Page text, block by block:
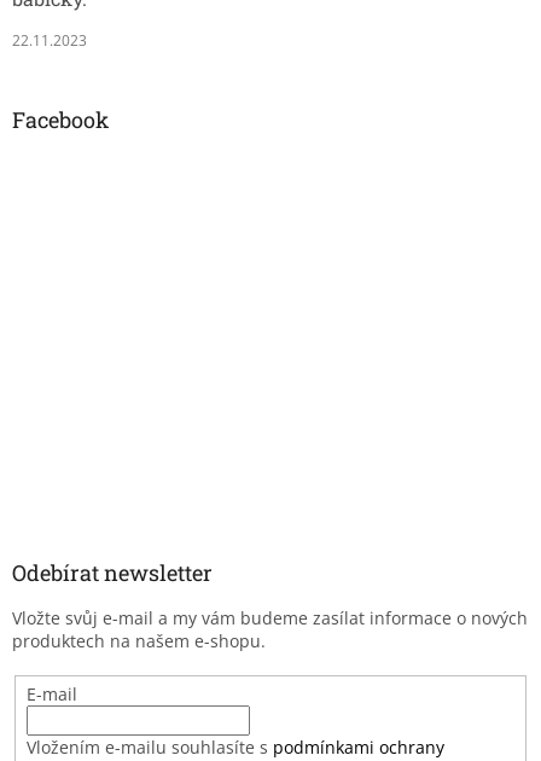
22.11.2023
Facebook
Odebírat newsletter
Vložte svůj e-mail a my vám budeme zasílat informace o nových
produktech na našem e-shopu.
E-mail
Vložením e-mailu souhlasíte s podmínkami ochrany